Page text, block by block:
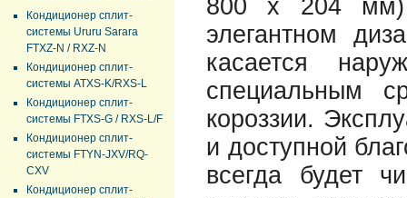
Кондиционер сплит-
системы Ururu Sarara
FTXZ-N / RXZ-N
Кондиционер сплит-
системы ATXS-K/RXS-L
Кондиционер сплит-
системы FTXS-G / RXS-L/F
Кондиционер сплит-
системы FTYN-JXV/RQ-
CXV
Кондиционер сплит-
800 х 204 мм)
элегантном
касается
специальным
короззии.
и доступной
всегда будет